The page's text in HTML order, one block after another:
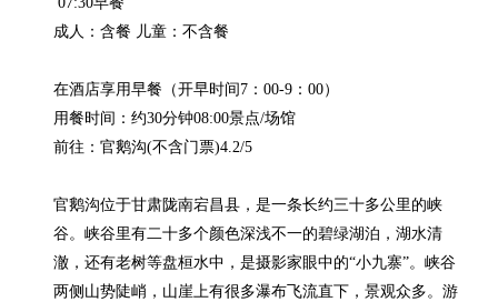
成人：含餐 儿童：不含餐
在酒店享用早餐（开早时间7：00-9：00）
用餐时间：约30分钟08:00景点/场馆
前往：官鹅沟(不含门票)4.2/5
官鹅沟位于甘肃陇南宕昌县，是一条长约三十多公里的峡
谷。峡谷里有二十多个颜色深浅不一的碧绿湖泊，湖水清
澈，还有老树等盘桓水中，是摄影家眼中的“小九寨”。峡谷
两侧山势陡峭，山崖上有很多瀑布飞流直下，景观众多。游